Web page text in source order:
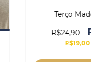
Terço
R$24,90
R$19,00